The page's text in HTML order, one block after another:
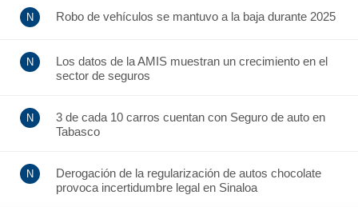
Robo de vehículos se mantuvo a la baja durante 2025
Los datos de la AMIS muestran un crecimiento en el
sector de seguros
3 de cada 10 carros cuentan con Seguro de auto en
Tabasco
Derogación de la regularización de autos chocolate
provoca incertidumbre legal en Sinaloa